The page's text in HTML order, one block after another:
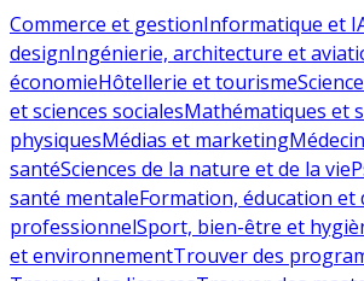
Commerce et gestionInformatique et
designIngénierie, architecture et
économieHôtellerie et tourisme
et sciences socialesMathématiques et
physiquesMédias et marketing
santéSciences de la nature et de la vie
santé mentaleFormation, éducation et
professionnelSport, bien-être et
et environnementTrouver des